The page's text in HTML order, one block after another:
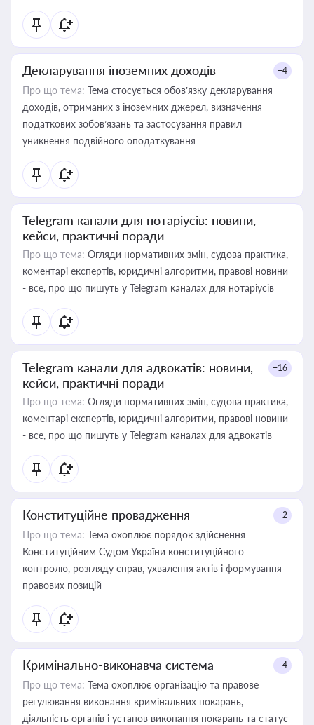
Декларування іноземних доходів +4
Про що тема: Тема стосується обов’язку декларування
доходів, отриманих з іноземних джерел, визначення
податкових зобов’язань та застосування правил
уникнення подвійного оподаткування
Telegram канали для нотаріусів: новини,
кейси, практичні поради
Про що тема: Огляди нормативних змін, судова практика,
коментарі експертів, юридичні алгоритми, правові новини
- все, про що пишуть у Telegram каналах для нотаріусів
Telegram канали для адвокатів: новини,
кейси, практичні поради
+16
Про що тема: Огляди нормативних змін, судова практика,
коментарі експертів, юридичні алгоритми, правові новини
- все, про що пишуть у Telegram каналах для адвокатів
Конституційне провадження +2
Про що тема: Тема охоплює порядок здійснення
Конституційним Судом України конституційного
контролю, розгляду справ, ухвалення актів і формування
правових позицій
Кримінально-виконавча система +4
Про що тема: Тема охоплює організацію та правове
регулювання виконання кримінальних покарань,
діяльність органів і установ виконання покарань та статус